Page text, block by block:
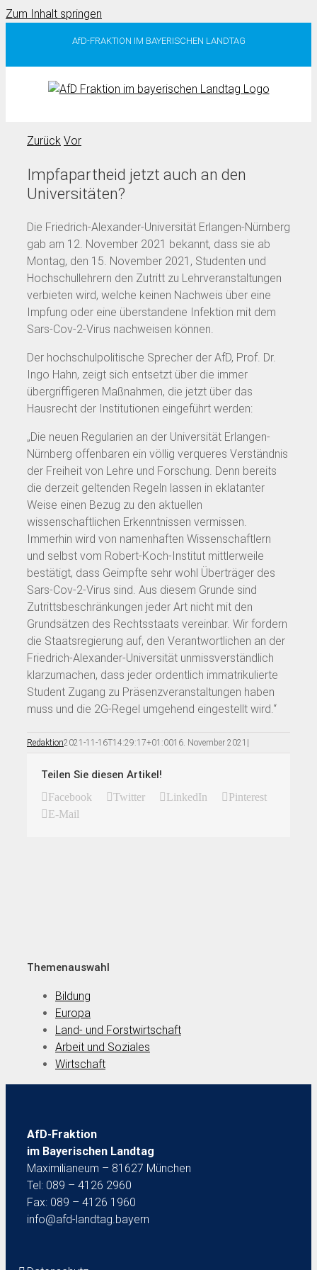
Zum Inhalt springen
AfD-FRAKTION IM BAYERISCHEN LANDTAG
Zurück Vor
Impfapartheid jetzt auch an den
Universitäten?
Die Friedrich-Alexander-Universität Erlangen-Nürnberg
gab am 12. November 2021 bekannt, dass sie ab
Montag, den 15. November 2021, Studenten und
Hochschullehrern den Zutritt zu Lehrveranstaltungen
verbieten wird, welche keinen Nachweis über eine
Impfung oder eine überstandene Infektion mit dem
Sars-Cov-2-Virus nachweisen können.
Der hochschulpolitische Sprecher der AfD, Prof. Dr.
Ingo Hahn, zeigt sich entsetzt über die immer
übergriffigeren Maßnahmen, die jetzt über das
Hausrecht der Institutionen eingeführt werden:
„Die neuen Regularien an der Universität Erlangen-
Nürnberg offenbaren ein völlig verqueres Verständnis
der Freiheit von Lehre und Forschung. Denn bereits
die derzeit geltenden Regeln lassen in eklatanter
Weise einen Bezug zu den aktuellen
wissenschaftlichen Erkenntnissen vermissen.
Immerhin wird von namenhaften Wissenschaftlern
und selbst vom Robert-Koch-Institut mittlerweile
bestätigt, dass Geimpfte sehr wohl Überträger des
Sars-Cov-2-Virus sind. Aus diesem Grunde sind
Zutrittsbeschränkungen jeder Art nicht mit den
Grundsätzen des Rechtsstaats vereinbar. Wir fordern
die Staatsregierung auf, den Verantwortlichen an der
Friedrich-Alexander-Universität unmissverständlich
klarzumachen, dass jeder ordentlich immatrikulierte
Student Zugang zu Präsenzveranstaltungen haben
muss und die 2G-Regel umgehend eingestellt wird.“
Redaktion2021-11-16T14:29:17+01:0016. November 2021 |
Teilen Sie diesen Artikel!
Facebook Twitter LinkedIn
Pinterest
E-Mail
Themenauswahl
Bildung
Europa
Land- und Forstwirtschaft
Arbeit und Soziales
Wirtschaft
AfD-Fraktion
im Bayerischen Landtag
Maximilianeum – 81627 München
Tel: 089 – 4126 2960
Fax: 089 – 4126 1960
info@afd-landtag.bayern